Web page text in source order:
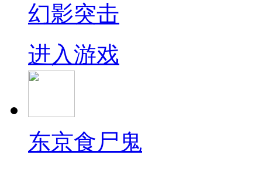
幻影突击
进入游戏
东京食尸鬼